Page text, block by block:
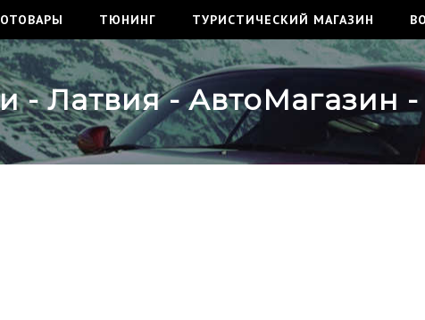
ТЮНИНГ ТУРИСТИЧЕСКИЙ МАГАЗИН
- Латвия - АвтоМагазин -